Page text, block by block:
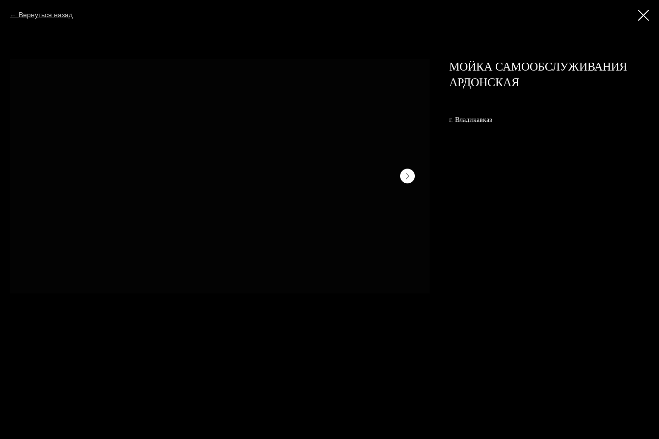
Вернуться назад
МОЙКА САМООБСЛУЖИВАНИЯ
АРДОНСКАЯ
г. Владикавказ